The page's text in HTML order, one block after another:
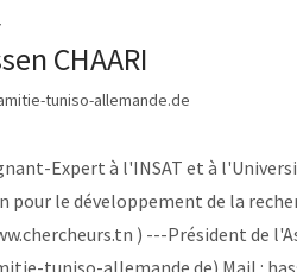
CHAARI
tuniso-allemande.de
Expert à l'INSAT et à
pour le développement de la
) ---Président de
tuniso-allemande.de) Mail :